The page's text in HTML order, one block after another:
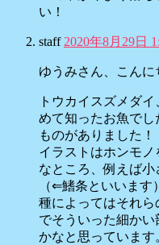
い！
staff 2020年8月29日
ゆうみさん、こんに
トウカイスズメダ
めて知ったお魚で
ものがありました！
イラストはホンモ
なところ、例えば
（⇐鰭条といいます
種によってはそれ
でそういった細か
かなと思っています